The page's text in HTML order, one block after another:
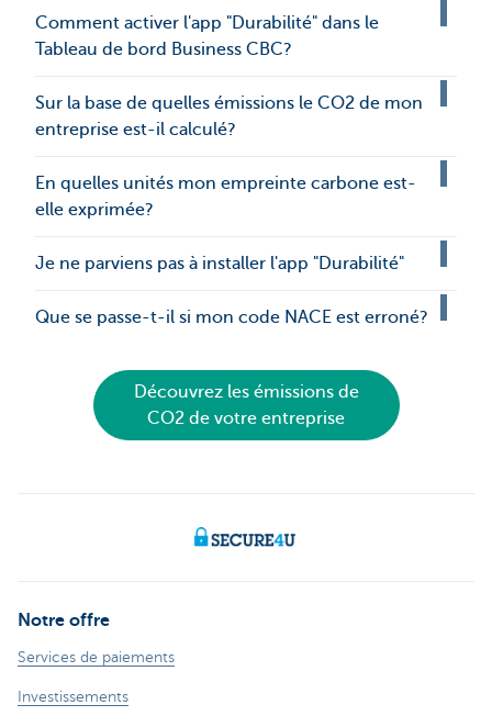
Comment activer l'app "Durabilité" dans le
Tableau de bord Business CBC?
Sur la base de quelles émissions le CO2 de mon
entreprise est-il calculé?
En quelles unités mon empreinte carbone est-
elle exprimée?
Je ne parviens pas à installer l'app "Durabilité"
Que se passe-t-il si mon code NACE est erroné?
Découvrez les émissions de
CO2 de votre entreprise
Notre offre
Services de paiements
Investissements